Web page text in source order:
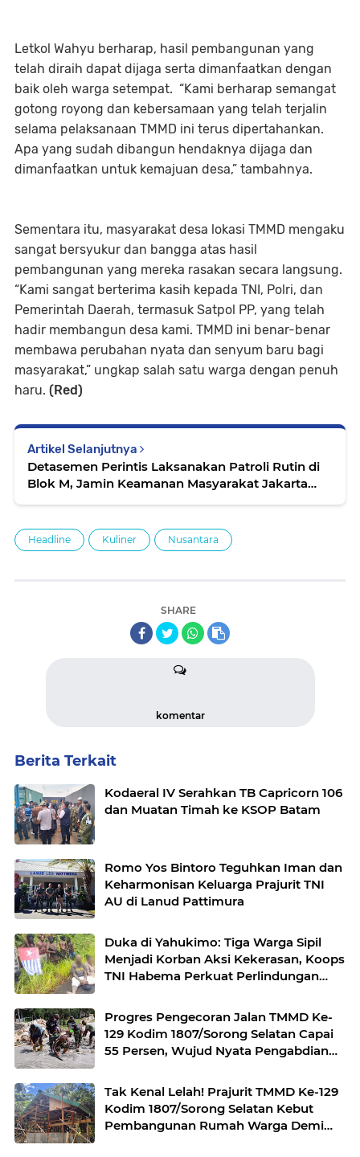
Letkol Wahyu berharap, hasil pembangunan yang
telah diraih dapat dijaga serta dimanfaatkan dengan
baik oleh warga setempat. “Kami berharap semangat
gotong royong dan kebersamaan yang telah terjalin
selama pelaksanaan TMMD ini terus dipertahankan.
Apa yang sudah dibangun hendaknya dijaga dan
dimanfaatkan untuk kemajuan desa,” tambahnya.
Sementara itu, masyarakat desa lokasi TMMD mengaku
sangat bersyukur dan bangga atas hasil
pembangunan yang mereka rasakan secara langsung.
“Kami sangat berterima kasih kepada TNI, Polri, dan
Pemerintah Daerah, termasuk Satpol PP, yang telah
hadir membangun desa kami. TMMD ini benar-benar
membawa perubahan nyata dan senyum baru bagi
masyarakat,” ungkap salah satu warga dengan penuh
haru. (Red)
Artikel Selanjutnya
Detasemen Perintis Laksanakan Patroli Rutin di
Blok M, Jamin Keamanan Masyarakat Jakarta
Headline Kuliner Nusantara
SHARE
komentar
Berita Terkait
Kodaeral IV Serahkan TB Capricorn 106
dan Muatan Timah ke KSOP Batam
Romo Yos Bintoro Teguhkan Iman dan
Keharmonisan Keluarga Prajurit TNI
AU di Lanud Pattimura
Duka di Yahukimo: Tiga Warga Sipil
Menjadi Korban Aksi Kekerasan, Koops
TNI Habema Perkuat Perlindungan
Progres Pengecoran Jalan TMMD Ke-
129 Kodim 1807/Sorong Selatan Capai
55 Persen, Wujud Nyata Pengabdian
Tak Kenal Lelah! Prajurit TMMD Ke-129
Kodim 1807/Sorong Selatan Kebut
Pembangunan Rumah Warga Demi